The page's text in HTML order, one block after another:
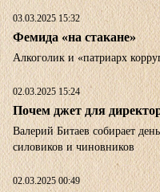
03.03.2025 15:32
Фемида «на стакане»
Алкоголик и «патриарх
02.03.2025 15:24
Почем джет для
Валерий Битаев собирает
силовиков и чиновников
02.03.2025 00:49